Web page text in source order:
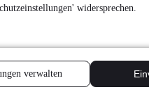
widersprechen.
verwalten